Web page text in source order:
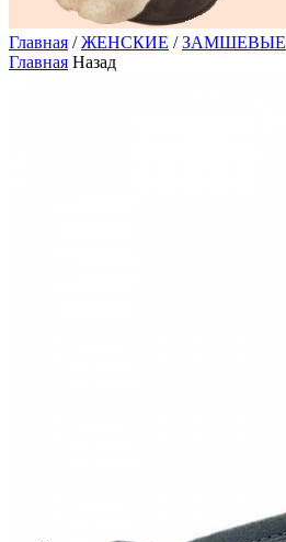
Главная /ЖЕНСКИЕ /ЗАМШЕВЫЕ
Главная Назад